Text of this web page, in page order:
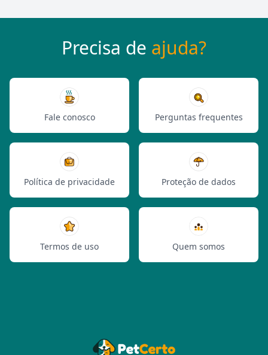
Precisa de ajuda?
Fale conosco Perguntas frequentes
Política de privacidade Proteção de dados
Termos de uso Quem somos